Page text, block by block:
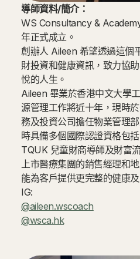
導師資料/簡介：
WS Consultancy &
年正式成立。
創辦人 Aileen 希望透過這個
財投資和健康資訊，致力協
悅的人生。
Aileen 畢業於香港中文大學
源管理工作將近十年，現時
務及投資公司擔任物業管理
時具備多個國際認證資格包
TQUK 兒童財商導師及財富
上市醫療集團的銷售經理和
能為客戶提供更完整的健康
IG:
@aileen.wscoach
@wsca.hk